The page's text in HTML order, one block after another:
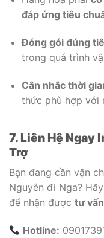
đáp ứng tiêu
Đóng gói đúng
trong quá trình
Cân nhắc thời
thức phù hợp với
7. Liên Hệ Ngay
Trợ
Bạn đang cần vận
Nguyên đi Nga?
để nhận được tư
Hotline: